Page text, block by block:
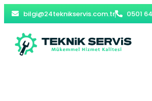
bilgi@24teknikservis.com.tr 0501